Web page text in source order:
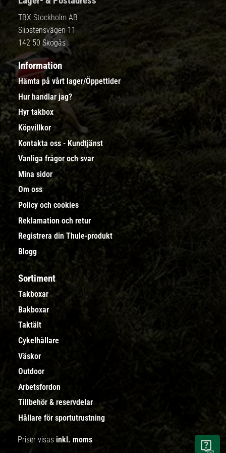
TBX Stockholm AB
Slipstensvägen 11
142 50 Skogås
Information
Hämta på vårt lager/Öppettider
Hur handlar jag?
Hyr takbox
Köpvillkor
Kontakta oss - Kundtjänst
Vanliga frågor och svar
Mina sidor
Om oss
Policy och cookies
Reklamation och retur
Registrera din Thule-produkt
Blogg
Sortiment
Takboxar
Bakboxar
Taktält
Cykelhållare
Väskor
Outdoor
Arbetsfordon
Tillbehör & reservdelar
Hållare för sportutrustning
Priser visas inkl. moms